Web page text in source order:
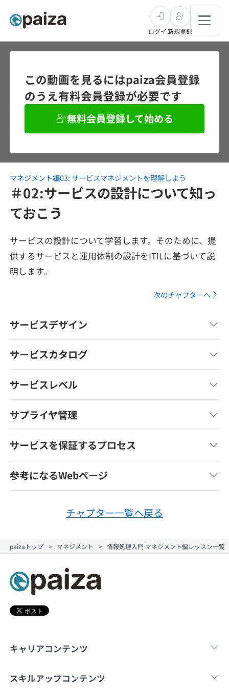
求人検索
インタビュー
転職成功ガイド
転職エージェント
未経験転職
インタビュー
転職成功ガイド
本選考
インターン
新卒エージェント
就活成功ガイド
学習
講座一覧
問題集
4択課題
ナレッジ
個人向けプラン
法人向けプラン
学校向けプラン
契約内容・クーポン
スキルチェック
プログラミング言語
SQL
評価結果一覧
ゲーム・マンガ
メディア
Tech Team Journal
note
ログイン新規登録
この動画を見るにはpaiza会員登録
のうえ有料会員登録が必要です
無料会員登録して始める
マネジメント編03: サービスマネジメントを理解しよう
＃02:サービスの設計について知っ
ておこう
サービスの設計について学習します。そのために、提
供するサービスと運用体制の設計をITILに基づいて説
明します。
次のチャプターへ
サービスデザイン
サービスカタログ
サービスレベル
サプライヤ管理
サービスを保証するプロセス
参考になるWebページ
チャプター一覧へ戻る
paizaトップ マネジメント 情報処理入門 マネジメント編レッスン一覧
キャリアコンテンツ
転職・キャリア 新卒就
スキルアップコンテンツ